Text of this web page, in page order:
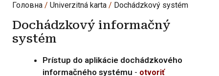
Головна Univerzitná karta Dochádzkový systém
Dochádzkový informačný
systém
Prístup do aplikácie dochádzkového
informačného systému - otvoriť